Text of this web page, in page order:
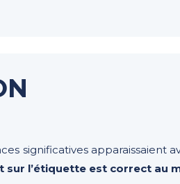
significatives apparaissaient
sur l’étiquette est correct au